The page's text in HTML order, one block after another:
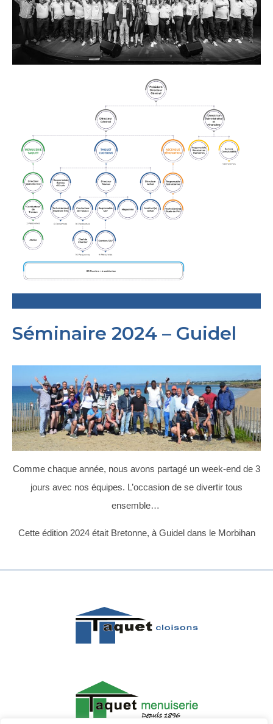
Séminaire 2024 – Guidel
Comme chaque année, nous avons partagé un week-end de 3
jours avec nos équipes. L’occasion de se divertir tous
ensemble…
Cette édition 2024 était Bretonne, à Guidel dans le Morbihan